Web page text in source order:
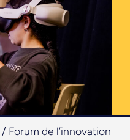
/ Forum de l’innovation